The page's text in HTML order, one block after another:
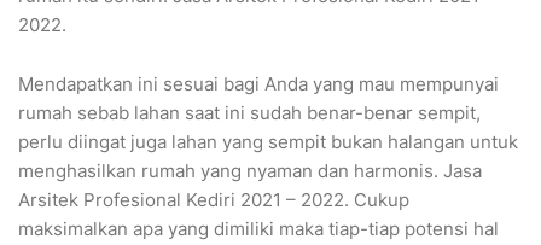
2022.
Mendapatkan ini sesuai bagi Anda yang mau mempunyai
rumah sebab lahan saat ini sudah benar-benar sempit,
perlu diingat juga lahan yang sempit bukan halangan untuk
menghasilkan rumah yang nyaman dan harmonis. Jasa
Arsitek Profesional Kediri 2021 – 2022. Cukup
maksimalkan apa yang dimiliki maka tiap-tiap potensi hal